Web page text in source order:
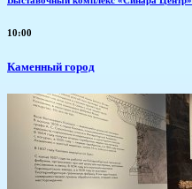
10:00
Каменный город